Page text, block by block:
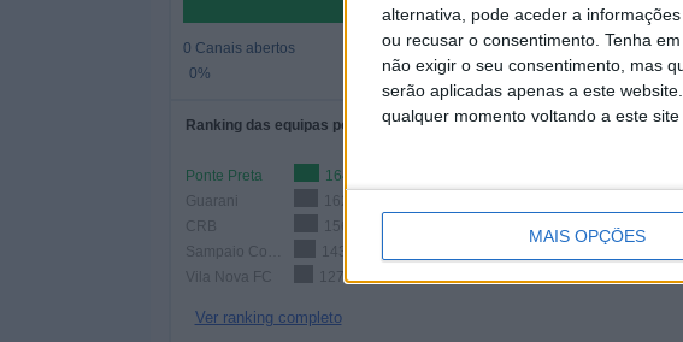
alternativa, pode aceder a
ou recusar o consentimento. Tenha
não exigir o seu consentimento, mas
serão aplicadas apenas a este
qualquer momento voltando a este
MAIS OPÇÕES
100%
0 Canais abertos
0%
Ranking das equipas por nº de jogos
Ponte Preta
164 (10,33%)
Guarani
162 (10,2%)
CRB
156 (9,82%)
143 (9,01%)
Vila Nova FC
127 (8%)
Ver ranking completo
Ver